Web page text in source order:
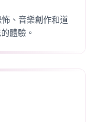
、音樂創作和道
體驗。